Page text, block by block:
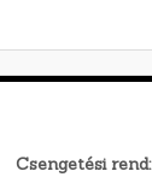
Csengetési rend: